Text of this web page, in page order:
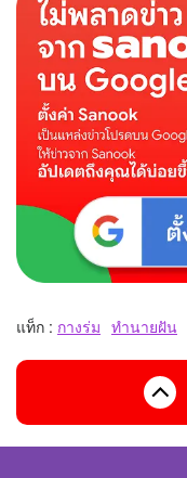
แท็ก : กางร่ม ทำนายฝัน